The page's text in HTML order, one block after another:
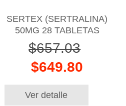
SERTEX (SERTRALINA)
50MG 28 TABLETAS
$657.03
$649.80
Ver detalle